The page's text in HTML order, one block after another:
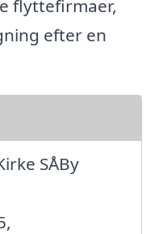
flyttefirmaer,
efter en
SÅBy